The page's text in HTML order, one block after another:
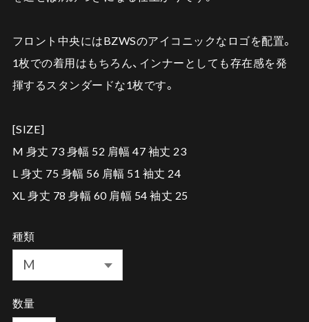
フロント中央にはBZWSのアイコニックなロゴを配置。
1枚での着用はもちろん、インナーとしても存在感を発
揮するスタンダードな1枚です。
[SIZE]
M 身丈 73 身幅 52 肩幅 47 袖丈 23
L 身丈 75 身幅 56 肩幅 51 袖丈 24
XL 身丈 78 身幅 60 肩幅 54 袖丈 25
種類
数量